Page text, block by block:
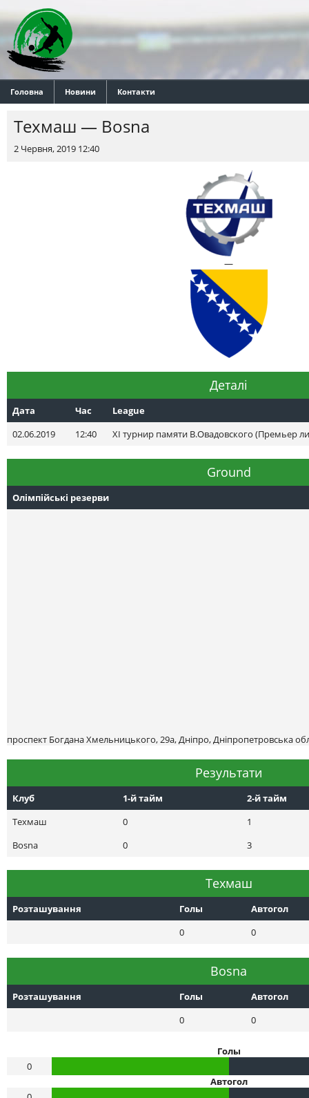
Головна Новини Контакти
Техмаш — Bosna
2 Червня, 2019 12:40
—
Деталі
Дата Час
League
02.06.2019
12:40 XI турнир памяти В.Овадовского (Премьер
Ground
Олімпійські резерви
проспект Богдана Хмельницького, 29а, Дніпро, Дніпропетровська
Результати
Клуб 1-й тайм
2-й тайм
Техмаш
0
1
Bosna
0 3
Техмаш
Розташування Голы
Автогол
0
0
Bosna
Розташування Голы
Автогол
0
0
Голы
0
Автогол